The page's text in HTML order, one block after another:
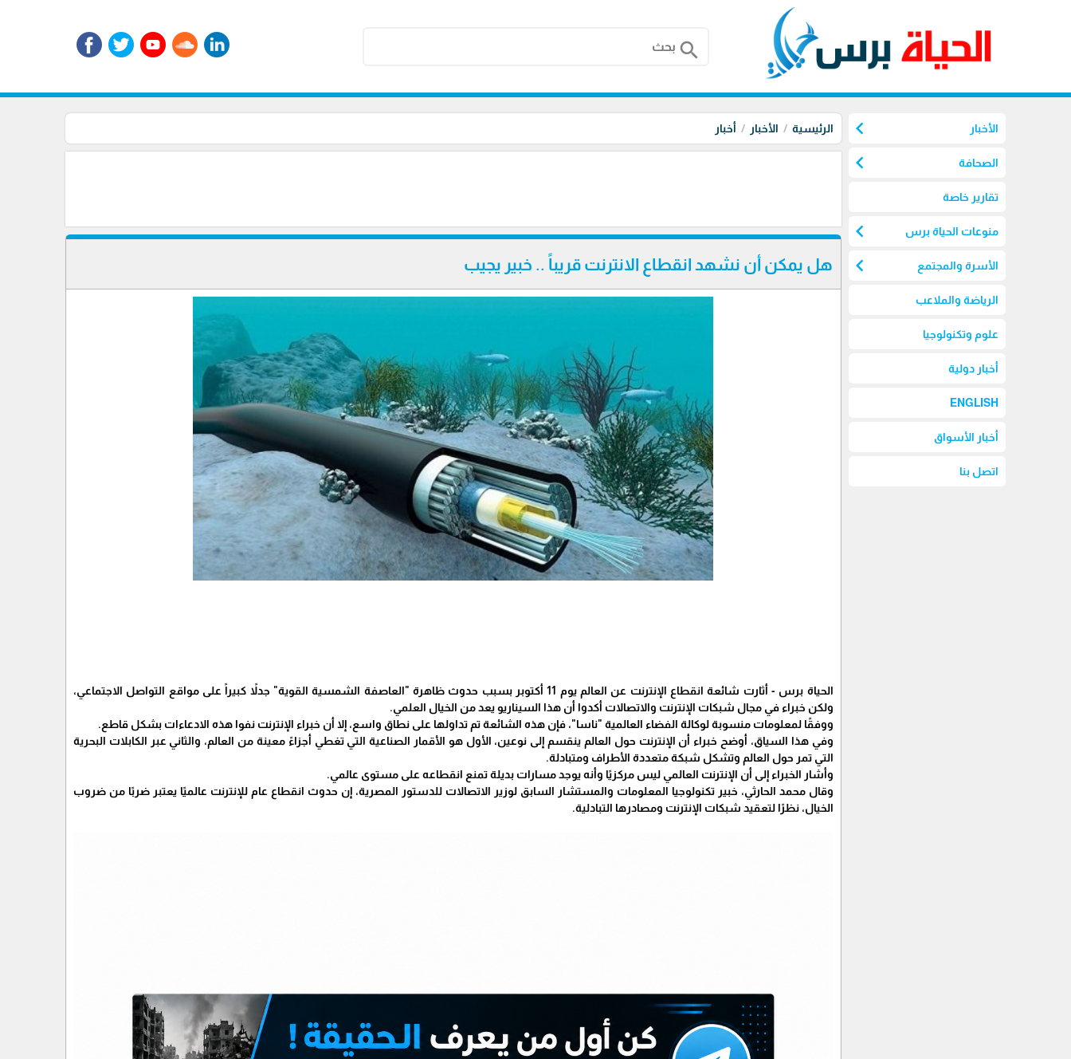
search
الأخبار chevron_left
الصحافة chevron_left
تقارير خاصة
منوعات الحياة برس chevron_left
الأسرة والمجتمع chevron_left
الرياضة والملاعب
علوم وتكنولوجيا
أخبار دولية
ENGLISH
أخبار الأسواق
اتصل بنا
الرئيسية الأخبار أخبار
هل يمكن أن نشهد انقطاع الانترنت قريباً .. خبير يجيب
الحياة برس - أثارت شائعة انقطاع الإنترنت عن العالم يوم 11 أكتوبر بسبب حدوث ظاهرة "العاصفة الشمسية القوية" جدلاً كبيراً على مواقع التواصل الاجتماعي،
ولكن خبراء في مجال شبكات الإنترنت والاتصالات أكدوا أن هذا السيناريو يعد من الخيال العلمي.
ووفقًا لمعلومات منسوبة لوكالة الفضاء العالمية "ناسا"، فإن هذه الشائعة تم تداولها على نطاق واسع، إلا أن خبراء الإنترنت نفوا هذه الادعاءات بشكل قاطع.
وفي هذا السياق، أوضح خبراء أن الإنترنت حول العالم ينقسم إلى نوعين، الأول هو الأقمار الصناعية التي تغطي أجزاءً معينة من العالم، والثاني عبر الكابلات البحرية
التي تمر حول العالم وتشكل شبكة متعددة الأطراف ومتبادلة.
وأشار الخبراء إلى أن الإنترنت العالمي ليس مركزيًا وأنه يوجد مسارات بديلة تمنع انقطاعه على مستوى عالمي.
وقال محمد الحارثي، خبير تكنولوجيا المعلومات والمستشار السابق لوزير الاتصالات للدستور المصرية، إن حدوث انقطاع عام للإنترنت عالميًا يعتبر ضربًا من ضروب
الخيال، نظرًا لتعقيد شبكات الإنترنت ومصادرها التبادلية.